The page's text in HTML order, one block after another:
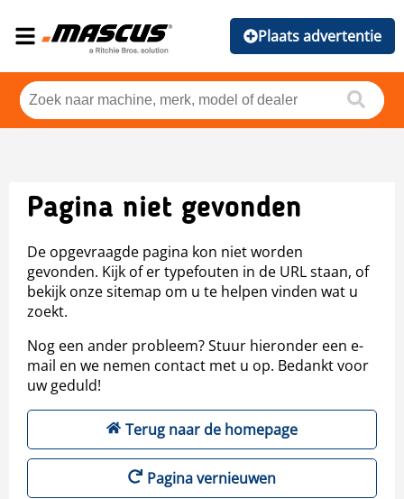
Plaats advertentie
Pagina niet gevonden
De opgevraagde pagina kon niet worden
gevonden. Kijk of er typefouten in de URL staan, of
bekijk onze sitemap om u te helpen vinden wat u
zoekt.
Nog een ander probleem? Stuur hieronder een e-
mail en we nemen contact met u op. Bedankt voor
uw geduld!
Terug naar de homepage
Pagina vernieuwen